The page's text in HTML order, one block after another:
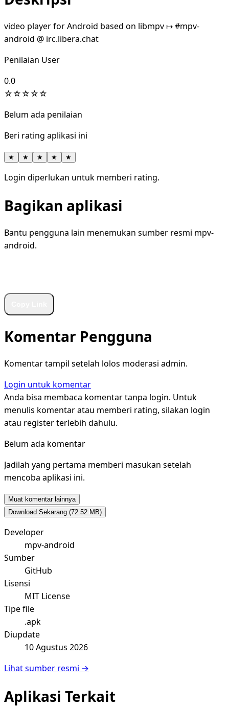
video player for Android based on libmpv ↦ #mpv-
android @ irc.libera.chat
Penilaian User
0.0
☆☆☆☆☆
Belum ada penilaian
Beri rating aplikasi ini
★ ★ ★ ★ ★
Login diperlukan untuk memberi rating.
Bagikan aplikasi
Bantu pengguna lain menemukan sumber resmi mpv-
android.
Komentar Pengguna
Komentar tampil setelah lolos moderasi admin.
Login untuk komentar
Anda bisa membaca komentar tanpa login. Untuk
menulis komentar atau memberi rating, silakan login
atau register terlebih dahulu.
Belum ada komentar
Jadilah yang pertama memberi masukan setelah
mencoba aplikasi ini.
Muat komentar lainnya
Download Sekarang (72.52 MB)
Developer
mpv-android
Sumber
GitHub
Lisensi
MIT License
Tipe file
.apk
Diupdate
10 Agustus 2026
Lihat sumber resmi →
Aplikasi Terkait